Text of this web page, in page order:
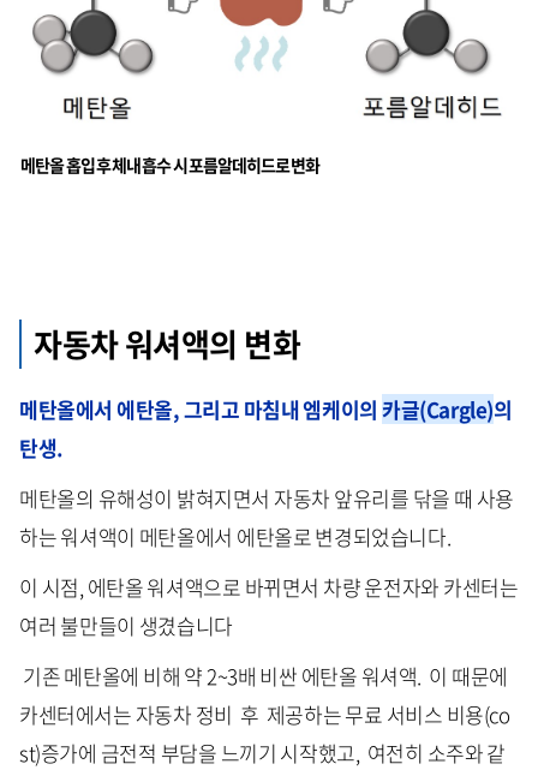
메탄올 홉입 후 체내 흡수 시 포름알데히드로 변화
자동차 워셔액의 변화
메탄올에서 에탄올, 그리고 마침내 엠케이의 카글(Cargle)의
탄생.
메탄올의 유해성이 밝혀지면서 자동차 앞유리를 닦을 때 사용
하는 워셔액이 메탄올에서 에탄올로 변경되었습니다.
이 시점, 에탄올 워셔액으로 바뀌면서 차량 운전자와 카센터는
여러 불만들이 생겼습니다
기존 메탄올에 비해 약 2~3배 비싼 에탄올 워셔액. 이 때문에
카센터에서는 자동차 정비 후 제공하는 무료 서비스 비용(co
st)증가에 금전적 부담을 느끼기 시작했고, 여전히 소주와 같